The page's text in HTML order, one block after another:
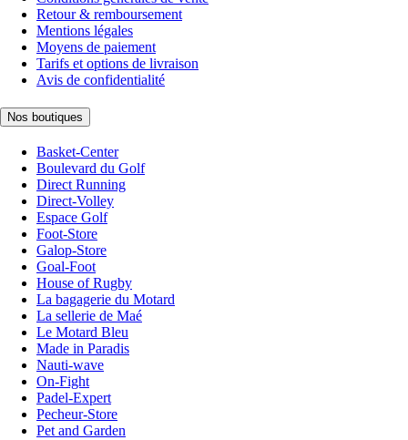
Retour & remboursement
Mentions légales
Moyens de paiement
Tarifs et options de livraison
Avis de confidentialité
Nos boutiques
Basket-Center
Boulevard du Golf
Direct Running
Direct-Volley
Espace Golf
Foot-Store
Galop-Store
Goal-Foot
House of Rugby
La bagagerie du Motard
La sellerie de Maé
Le Motard Bleu
Made in Paradis
Nauti-wave
On-Fight
Padel-Expert
Pecheur-Store
Pet and Garden